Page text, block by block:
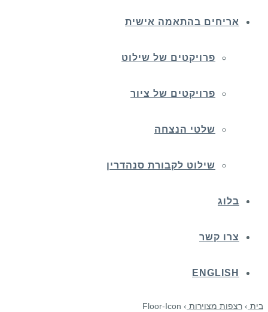
אריחים בהתאמה אישית
פרויקטים של שילוט
פרויקטים של ציור
שלטי הנצחה
שילוט לקבורת סנהדרין
בלוג
צרו קשר
ENGLISH
בית › רצפות מצוירות ›
Floor-Icon